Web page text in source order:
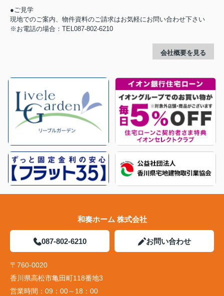
●ご見学
現地でのご案内、物件資料のご請求はお気軽にお問い合わせ下さい
※お電話の場合：TEL087-802-6210
会社概要を見る
和奏ホーム 株式会社
087-802-6210 お問い合わせ
〒760-0020
香川県高松市亀田町118番地3
営業時間： 09：00～18：00